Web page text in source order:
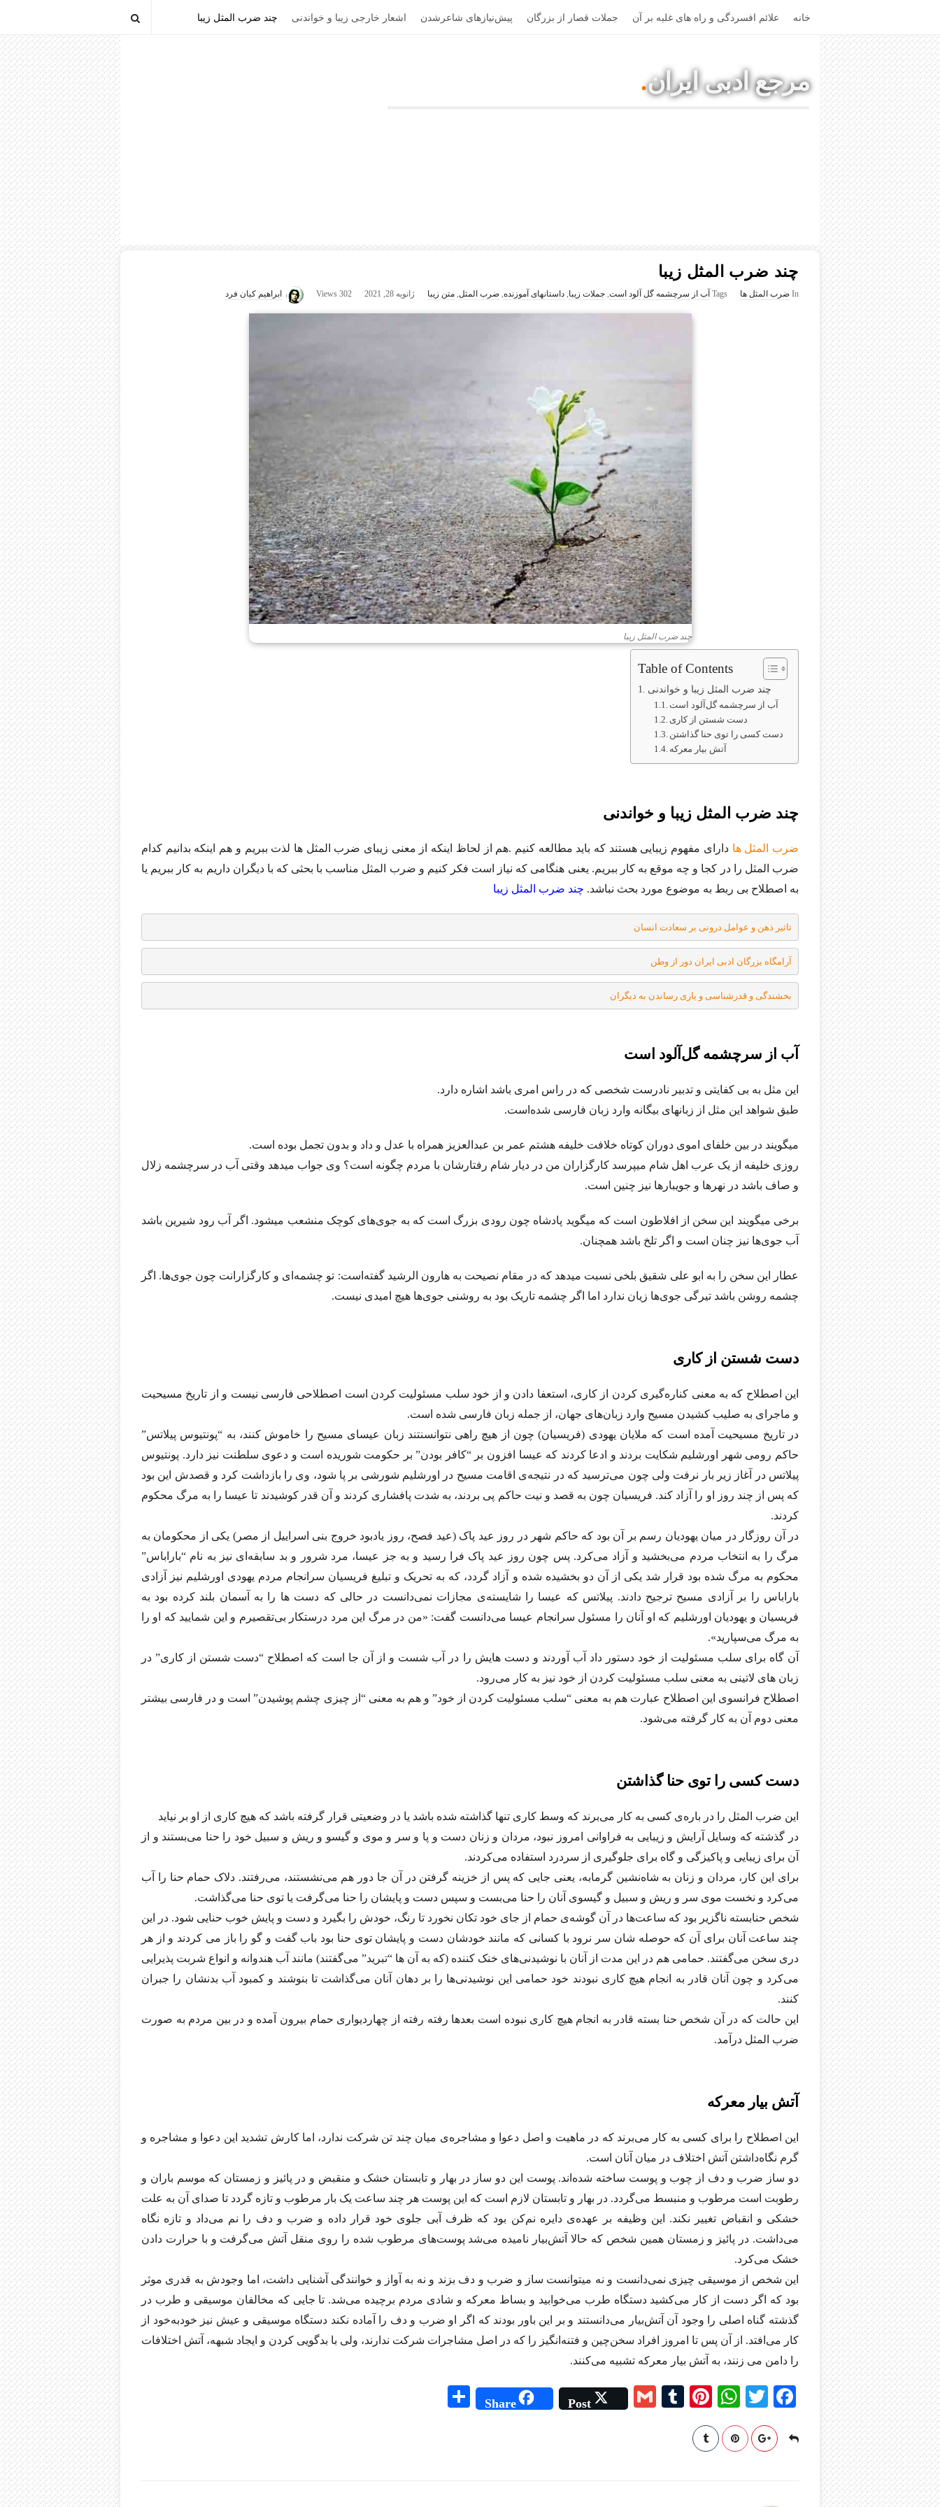
خانه علائم افسردگی و راه های غلبه بر آن جملات قصار از بزرگان پیش‌نیازهای شاعرشدن اشعار خارجی زیبا و خواندنی چند ضرب المثل زیبا
مرجع ادبی ایران.
چند ضرب المثل زیبا
In ضرب المثل ها Tags آب از سرچشمه گل آلود است, جملات زیبا, داستانهای آموزنده, ضرب المثل, متن زیبا ژانویه 28, 2021 302 Views ابراهیم کیان فرد
چند ضرب المثل زیبا
Table of Contents
چند ضرب المثل زیبا و خواندنی
آب از سرچشمه گل‌آلود است
دست شستن از کاری
دست کسی را توی حنا گذاشتن
آتش بیار معرکه
چند ضرب المثل زیبا و خواندنی
ضرب المثل ها دارای مفهوم زیبایی هستند که باید مطالعه کنیم .هم از لحاظ اینکه از معنی زیبای ضرب المثل ها لذت ببریم و هم اینکه بدانیم کدام
ضرب المثل را در کجا و چه موقع به کار ببریم. یعنی هنگامی که نیاز است فکر کنیم و ضرب المثل مناسب با بحثی که با دیگران داریم به کار ببریم یا
به اصطلاح بی ربط به موضوع مورد بحث نباشد. چند ضرب المثل زیبا
تاثیر ذهن و عوامل درونی بر سعادت انسان
آرامگاه بزرگان ادبی ایران دور از وطن
بخشندگی و قدرشناسی و یاری رساندن به دیگران
آب از سرچشمه گل‌آلود است
این مثل به بی کفایتی و تدبیر نادرست شخصی که در راس امری باشد اشاره دارد.
طبق شواهد این مثل از زبانهای بیگانه وارد زبان فارسی شده‌است.
میگویند در بین خلفای اموی دوران کوتاه خلافت خلیفه هشتم عمر‌ بن عبدالعزیز همراه با عدل و داد و بدون تجمل بوده است‌.
روزی خلیفه از یک عرب اهل شام میپرسد کارگزاران من در دیار شام رفتارشان با مردم چگونه است؟ وی جواب میدهد وقتی آب در سرچشمه زلال
و صاف باشد در نهرها و جویبارها نیز چنین است.
برخی میگویند این سخن از افلاطون است که میگوید پادشاه چون رودی بزرگ است که به جوی‌های کوچک منشعب میشود. اگر آب رود شیرین باشد
آب جوی‌ها نیز چنان است و اگر تلخ باشد همچنان.
عطار این سخن را به ابو علی شقیق بلخی نسبت میدهد که در مقام نصیحت به هارون الرشید گفته‌است‌: تو چشمه‌ای و کارگزارانت چون جوی‌ها. اگر
چشمه روشن باشد تیرگی جوی‌ها زیان ندارد اما اگر چشمه تاریک بود به روشنی جوی‌ها هیچ امیدی نیست.
دست شستن از کاری
این اصطلاح که به معنی کناره‌گیری کردن از کاری، استعفا دادن و از خود سلب مسئولیت کردن است اصطلاحی فارسی نیست و از تاریخ مسیحیت
و ماجرای به صلیب کشیدن مسیح وارد زبان‌های جهان، از جمله زبان فارسی شده است.
در تاریخ مسیحیت آمده است که ملایان یهودی (فریسیان) چون از هیچ راهی نتوانسنتند زبان عیسای مسیح را خاموش کنند، به “پونتیوس پیلاتس”
حاکم رومی شهر اورشلیم شکایت بردند و ادعا کردند که عیسا افزون بر “کافر بودن” بر حکومت شوریده است و دعوی سلطنت نیز دارد. پونتیوس
پیلاتس در آغاز زیر بار نرفت ولی چون می‌ترسید که در نتیجه‌ی اقامت مسیح در اورشلیم شورشی بر پا شود، وی را بازداشت کرد و قصدش این بود
که پس از چند روز او را آزاد کند. فریسیان چون به قصد و نیت حاکم پی بردند، به شدت پافشاری کردند و آن قدر کوشیدند تا عیسا را به مرگ محکوم
کردند.
در آن روزگار در میان یهودیان رسم بر آن بود که حاکم شهر در روز عید پاک (عید فصح، روز یادبود خروج بنی اسراییل از مصر) یکی از محکومان به
مرگ را به انتخاب مردم می‌بخشید و آزاد می‌کرد. پس چون روز عید پاک فرا رسید و به جز عیسا، مرد شرور و بد سابقه‌ای نیز به نام “باراباس”
محکوم به مرگ شده بود قرار شد یکی از آن دو بخشیده شده و آزاد گردد، که به تحریک و تبلیغ فریسیان سرانجام مردم یهودی اورشلیم نیز آزادی
باراباس را بر آزادی مسیح ترجیح دادند. پیلاتس که عیسا را شایسته‌ی مجازات نمی‌دانست در حالی که دست ها را به آسمان بلند کرده بود به
فریسیان و یهودیان اورشلیم که او آنان را مسئول سرانجام عیسا می‌دانست گفت: «من در مرگ این مرد درستکار بی‌تقصیرم و این شمایید که او را
به مرگ می‌سپارید».
آن گاه برای سلب مسئولیت از خود دستور داد آب آوردند و دست هایش را در آب شست و از آن جا است که اصطلاح “دست شستن از کاری” در
زبان های لاتینی به معنی سلب مسئولیت کردن از خود نیز به کار می‌رود.
اصطلاح فرانسوی این اصطلاح عبارت هم به معنی “سلب مسئولیت کردن از خود” و هم به معنی “از چیزی چشم پوشیدن” است و در فارسی بیشتر
معنی دوم آن به کار گرفته می‌شود.
دست کسی را توی حنا گذاشتن
این ضرب المثل را در باره‌ی کسی به کار می‌برند که وسط کاری تنها گذاشته شده باشد یا در وضعیتی قرار گرفته باشد که هیچ کاری از او بر نیاید
در گذشته که وسایل آرایش و زیبایی به فراوانی امروز نبود، مردان و زنان دست و پا و سر و موی و گیسو و ریش و سبیل خود را حنا می‌بستند و از
آن برای زیبایی و پاکیزگی و گاه برای جلوگیری از سردرد استفاده می‌کردند.
برای این کار، مردان و زنان به شاه‌نشین گرمابه، یعنی جایی که پس از خزینه گرفتن در آن جا دور هم می‌نشستند، می‌رفتند. دلاک حمام حنا را آب
می‌کرد و نخست موی سر و ریش و سبیل و گیسوی آنان را حنا می‌بست و سپس دست و پایشان را حنا می‌‌گرفت یا توی حنا می‌گذاشت.
شخص حنا‌بسته ناگزیر بود که ساعت‌ها در آن گوشه‌ی حمام از جای خود تکان نخورد تا رنگ، خودش را بگیرد و دست و پایش خوب حنایی شود. در این
چند ساعت آنان برای آن که حوصله شان سر نرود با کسانی که مانند خودشان دست و پایشان توی حنا بود باب گفت و گو را باز می کردند و از هر
دری سخن می‌گفتند. حمامی هم در این مدت از آنان با نوشیدنی‌های خنک کننده (که به آن ها “تبرید” می‌گفتند) مانند آب هندوانه و انواع شربت پذیرایی
می‌کرد و چون آنان قادر به انجام هیچ کاری نبودند خود حمامی این نوشیدنی‌ها را بر دهان آنان می‌گذاشت تا بنوشند و کمبود آب بدنشان را جبران
کنند.
این حالت که در آن شخص حنا بسته قادر به انجام هیچ کاری نبوده است بعدها رفته رفته از چهاردیواری حمام بیرون آمده و در بین مردم به صورت
ضرب المثل در‌آمد.
آتش بیار معرکه
این اصطلاح را برای کسی به کار می‌برند که در ماهیت و اصل دعوا و مشاجره‌ی میان چند تن شرکت ندارد، اما کارش تشدید این دعوا و مشاجره و
گرم نگاه‌داشتن آتش اختلاف در میان آنان است.
دو ساز ضرب و دف از چوب و پوست ساخته شده‌اند. پوست این دو ساز در بهار و تابستان خشک و منقبض و در پائیز و زمستان که موسم باران و
رطوبت است مرطوب و منبسط می‌گردد. در بهار و تابستان لازم است که این پوست هر چند ساعت یک بار مرطوب و تازه گردد تا صدای آن به علت
خشکی و انقباض تغییر نکند. این وظیفه بر عهده‌ی دایره‌ نم‌کن بود که ظرف آبی جلوی خود قرار داده و ضرب و دف را نم می‌داد و تازه نگاه
می‌داشت. در پائیز و زمستان همین شخص که حالا آتش‌بیار نامیده می‌شد پوست‌های مرطوب شده را روی منقل آتش می‌گرفت و با حرارت دادن
خشک می‌کرد.
این شخص از موسیقی چیزی نمی‌دانست و نه میتوانست ساز و ضرب و دف بزند و نه به آواز و خوانندگی آشنایی داشت، اما وجودش به قدری موثر
بود که اگر دست از کار می‌کشید دستگاه طرب می‌خوابید و بساط معرکه و شادی مردم برچیده می‌شد. تا جایی که مخالفان موسیقی و طرب در
گذشته گناه اصلی را وجود آن آتش‌بیار می‌دانستند و بر این باور بودند که اگر او ضرب و دف را آماده نکند دستگاه موسیقی و عیش نیز خود‌به‌خود از
کار می‌افتد. از آن پس تا امروز افراد سخن‌چین و فتنه‌انگیز را که در اصل مشاجرات شرکت ندارند، ولی با بدگویی کردن و ایجاد شبهه، آتش اختلافات
را دامن می زنند، به آتش بیار معرکه تشبیه می‌کنند.
Fa
ce
bo
T
wi
tte
W
ha
ts
pp
Pi
t
T
r
G
Post
Share